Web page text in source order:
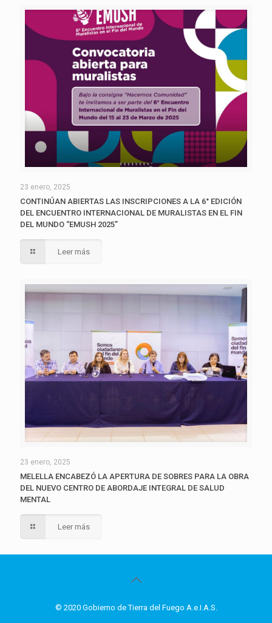
23 enero, 2025
CONTINÚAN ABIERTAS LAS INSCRIPCIONES A LA 6° EDICIÓN
DEL ENCUENTRO INTERNACIONAL DE MURALISTAS EN EL FIN
DEL MUNDO “EMUSH 2025”
Leer más
23 enero, 2025
MELELLA ENCABEZÓ LA APERTURA DE SOBRES PARA LA OBRA
DEL NUEVO CENTRO DE ABORDAJE INTEGRAL DE SALUD
MENTAL
Leer más
© 2020 Gobierno de Tierra del Fuego A.e.I.A.S.